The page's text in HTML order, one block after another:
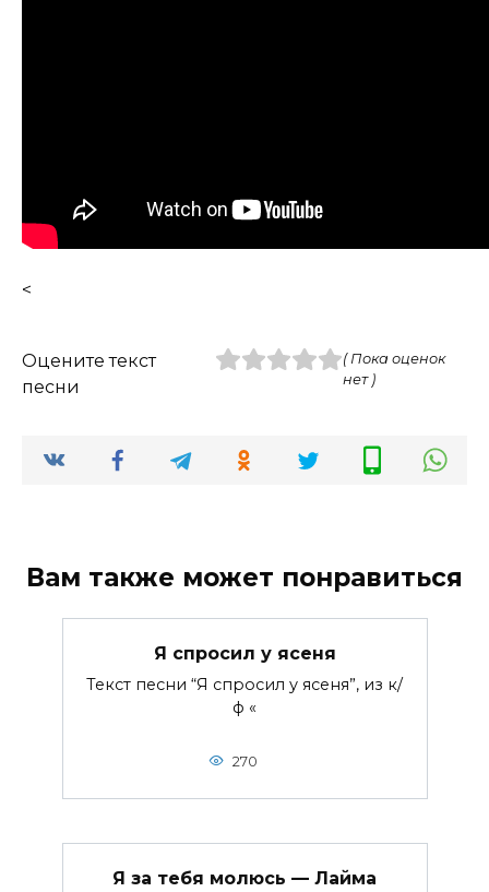
<
Оцените текст
песни
( Пока оценок
нет )
Вам также может понравиться
Я спросил у ясеня
Текст песни “Я спросил у ясеня”, из к/
ф «
270
Я за тебя молюсь — Лайма